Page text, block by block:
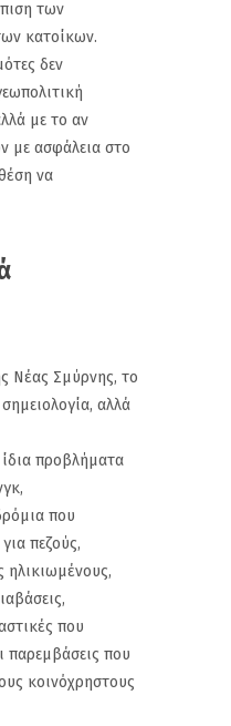
των
κατοίκων.
δεν
με το αν
με ασφάλεια στο
να
Νέας Σμύρνης, το
αλλά
προβλήματα
που
πεζούς,
ηλικιωμένους,
που
παρεμβάσεις που
κοινόχρηστους